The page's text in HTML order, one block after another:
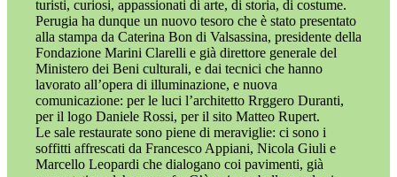
turisti, curiosi, appassionati di arte, di storia, di costume.
Perugia ha dunque un nuovo tesoro che è stato presentato
alla stampa da Caterina Bon di Valsassina, presidente della
Fondazione Marini Clarelli e già direttore generale del
Ministero dei Beni culturali, e dai tecnici che hanno
lavorato all’opera di illuminazione, e nuova
comunicazione: per le luci l’architetto Rrggero Duranti,
per il logo Daniele Rossi, per il sito Matteo Rupert.
Le sale restaurate sono piene di meraviglie: ci sono i
soffitti affrescati da Francesco Appiani, Nicola Giuli e
Marcello Leopardi che dialogano coi pavimenti, già